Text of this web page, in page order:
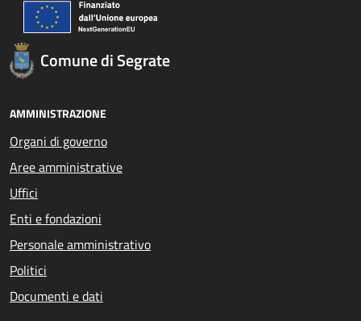
Comune di Segrate
AMMINISTRAZIONE
Organi di governo
Aree amministrative
Uffici
Enti e fondazioni
Personale amministrativo
Politici
Documenti e dati